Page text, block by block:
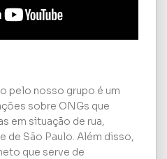
pelo nosso grupo é um
sobre ONGs que
em situação de rua,
de São Paulo. Além disso,
que serve de